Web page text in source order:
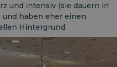
und intensiv (sie dauern in
und haben eher einen
Hintergrund.